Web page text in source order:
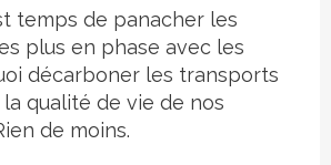
temps de panacher les
plus en phase avec les
décarboner les transports
qualité de vie de nos
de moins.